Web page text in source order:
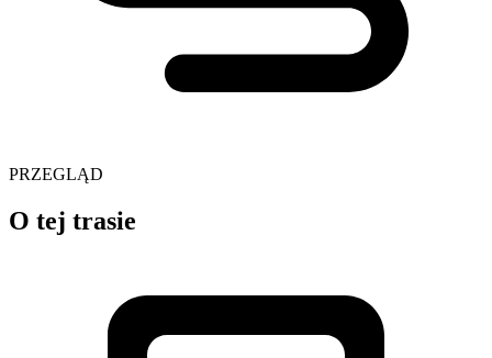
PRZEGLĄD
O tej trasie